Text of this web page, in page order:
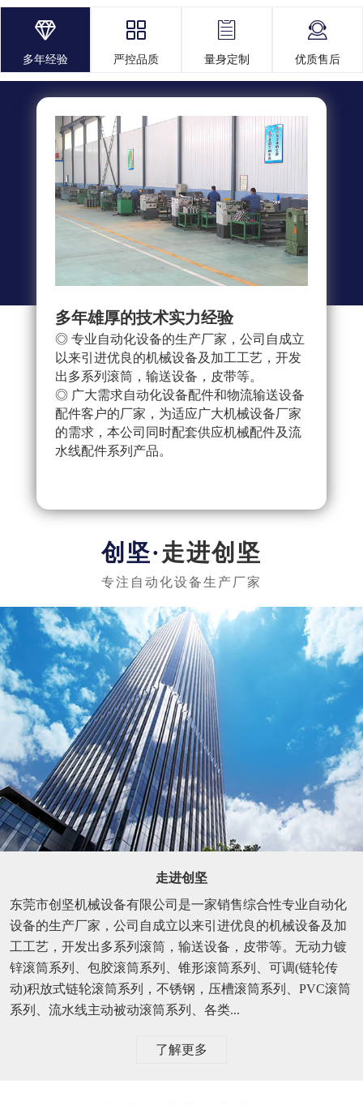

多年经验

严控品质

量身定制

优质售后
多年雄厚的技术实力经验
◎ 专业自动化设备的生产厂家，公司自成立
以来引进优良的机械设备及加工工艺，开发
出多系列滚筒，输送设备，皮带等。
◎ 广大需求自动化设备配件和物流输送设备
配件客户的厂家，为适应广大机械设备厂家
的需求，本公司同时配套供应机械配件及流
水线配件系列产品。
走进创坚
走进创坚
东莞市创坚机械设备有限公司是一家销售综合性专业自动化
设备的生产厂家，公司自成立以来引进优良的机械设备及加
工工艺，开发出多系列滚筒，输送设备，皮带等。无动力镀
锌滚筒系列、包胶滚筒系列、锥形滚筒系列、可调(链轮传
动)积放式链轮滚筒系列，不锈钢，压槽滚筒系列、PVC滚筒
系列、流水线主动被动滚筒系列、各类...
了解更多